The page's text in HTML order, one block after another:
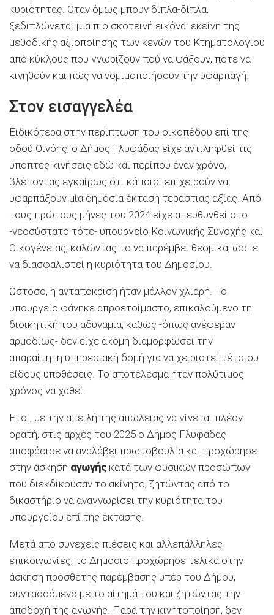
κυριότητας. Οταν όμως μπουν δίπλα-δίπλα,
ξεδιπλώνεται μια πιο σκοτεινή εικόνα: εκείνη της
μεθοδικής αξιοποίησης των κενών του Κτηματολογίου
από κύκλους που γνωρίζουν πού να ψάξουν, πότε να
κινηθούν και πώς να νομιμοποιήσουν την υφαρπαγή.
Στον εισαγγελέα
Ειδικότερα στην περίπτωση του οικοπέδου επί της
οδού Οινόης, ο Δήμος Γλυφάδας είχε αντιληφθεί τις
ύποπτες κινήσεις εδώ και περίπου έναν χρόνο,
βλέποντας εγκαίρως ότι κάποιοι επιχειρούν να
υφαρπάξουν μία δημόσια έκταση τεράστιας αξίας. Από
τους πρώτους μήνες του 2024 είχε απευθυνθεί στο
-νεοσύστατο τότε- υπουργείο Κοινωνικής Συνοχής και
Οικογένειας, καλώντας το να παρέμβει θεσμικά, ώστε
να διασφαλιστεί η κυριότητα του Δημοσίου.
Ωστόσο, η ανταπόκριση ήταν μάλλον χλιαρή. Το
υπουργείο φάνηκε απροετοίμαστο, επικαλούμενο τη
διοικητική του αδυναμία, καθώς -όπως ανέφεραν
αρμοδίως- δεν είχε ακόμη διαμορφώσει την
απαραίτητη υπηρεσιακή δομή για να χειριστεί τέτοιου
είδους υποθέσεις. Το αποτέλεσμα ήταν πολύτιμος
χρόνος να χαθεί.
Ετσι, με την απειλή της απώλειας να γίνεται πλέον
ορατή, στις αρχές του 2025 ο Δήμος Γλυφάδας
αποφάσισε να αναλάβει πρωτοβουλία και προχώρησε
στην άσκηση αγωγήςκατά των φυσικών προσώπων
που διεκδικούσαν το ακίνητο, ζητώντας από το
δικαστήριο να αναγνωρίσει την κυριότητα του
υπουργείου επί της έκτασης.
Μετά από συνεχείς πιέσεις και αλλεπάλληλες
επικοινωνίες, το Δημόσιο προχώρησε τελικά στην
άσκηση πρόσθετης παρέμβασης υπέρ του Δήμου,
συντασσόμενο με το αίτημά του και ζητώντας την
αποδοχή της αγωγής. Παρά την κινητοποίηση, δεν